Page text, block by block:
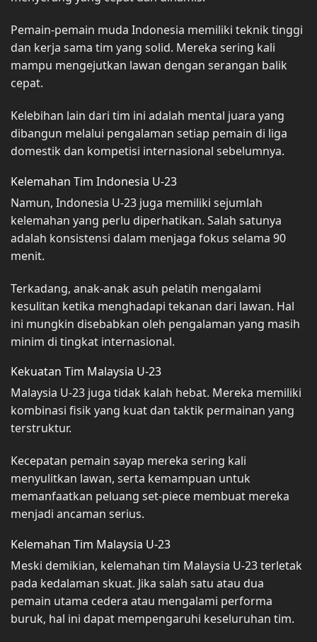
Pemain-pemain muda Indonesia memiliki teknik tinggi
dan kerja sama tim yang solid. Mereka sering kali
mampu mengejutkan lawan dengan serangan balik
cepat.
Kelebihan lain dari tim ini adalah mental juara yang
dibangun melalui pengalaman setiap pemain di liga
domestik dan kompetisi internasional sebelumnya.
Kelemahan Tim Indonesia U-23
Namun, Indonesia U-23 juga memiliki sejumlah
kelemahan yang perlu diperhatikan. Salah satunya
adalah konsistensi dalam menjaga fokus selama 90
menit.
Terkadang, anak-anak asuh pelatih mengalami
kesulitan ketika menghadapi tekanan dari lawan. Hal
ini mungkin disebabkan oleh pengalaman yang masih
minim di tingkat internasional.
Kekuatan Tim Malaysia U-23
Malaysia U-23 juga tidak kalah hebat. Mereka memiliki
kombinasi fisik yang kuat dan taktik permainan yang
terstruktur.
Kecepatan pemain sayap mereka sering kali
menyulitkan lawan, serta kemampuan untuk
memanfaatkan peluang set-piece membuat mereka
menjadi ancaman serius.
Kelemahan Tim Malaysia U-23
Meski demikian, kelemahan tim Malaysia U-23 terletak
pada kedalaman skuat. Jika salah satu atau dua
pemain utama cedera atau mengalami performa
buruk, hal ini dapat mempengaruhi keseluruhan tim.